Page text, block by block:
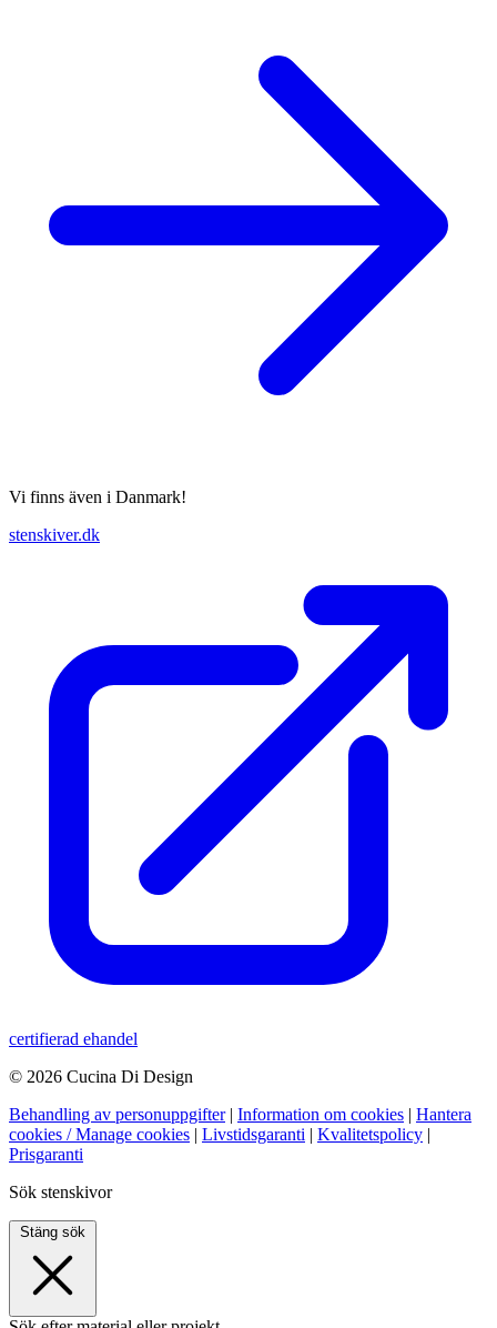
Vi finns även i Danmark!
stenskiver.dk
certifierad ehandel
© 2026 Cucina Di Design
Behandling av personuppgifter | Information om cookies | Hantera
cookies / Manage cookies | Livstidsgaranti | Kvalitetspolicy |
Prisgaranti
Sök stenskivor
Stäng sök